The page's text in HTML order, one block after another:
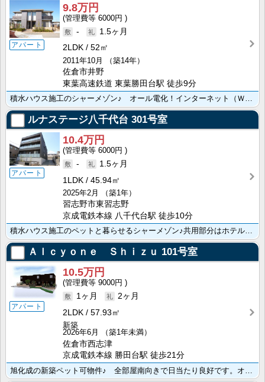
アパート
9.8万円
6000円
-
1.5ヶ月
2LDK
52㎡
2011年10月
（築14年）
佐倉市井野
東葉高速鉄道 東葉勝田台駅 徒歩9分
積水ハウス施工のシャーメゾン♪ オール電化！インターネット（Ｗｉｆｉ）無料／ＴＶドアホン・システムキ･･･
ルナステージ八千代台 301号室
アパート
10.4万円
6000円
-
1.5ヶ月
1LDK
45.94㎡
2025年2月
（築1年）
習志野市東習志野
京成電鉄本線 八千代台駅 徒歩10分
積水ハウス施工のペットと暮らせるシャーメゾン♪共用部分はホテルライク仕様・エレベーター付き！無料Ｗｉ･･･
Ａｌｃｙｏｎｅ Ｓｈｉｚｕ 101号室
アパート
10.5万円
9000円
1ヶ月
2ヶ月
2LDK
57.93㎡
新築
2026年6月
（築1年未満）
佐倉市西志津
京成電鉄本線 勝田台駅 徒歩21分